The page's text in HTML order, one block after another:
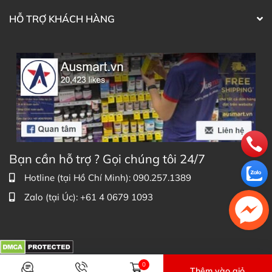
Hướng dẫn sử dụng Blackmores Multivitamin for 50+
của Úc
Những ai nên bổ sung Blackmores Multivitamin cho
Người lớn hơn 50 tuổi muốn nâng cao sức khỏe.
Người lớn hơn 50 tuổi có chế độ ăn uống không cân
HỖ TRỢ KHÁCH HÀNG
Bạn cần hỗ trợ ? Gọi chúng tôi 24/7
Hotline (tại Hồ Chí Minh): 090.257.1389
Zalo (tại Úc): +61 4 0679 1093
0